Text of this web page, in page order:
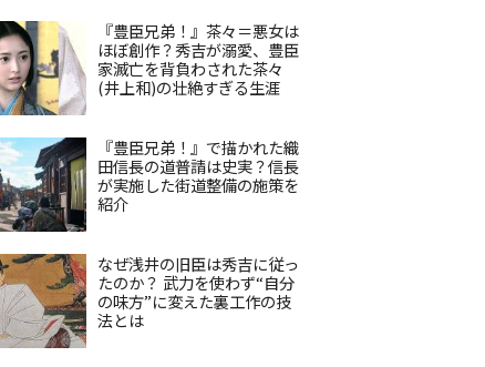
『豊臣兄弟！』茶々＝悪女は
ほぼ創作？秀吉が溺愛、豊臣
家滅亡を背負わされた茶々
(井上和)の壮絶すぎる生涯
『豊臣兄弟！』で描かれた織
田信長の道普請は史実？信長
が実施した街道整備の施策を
紹介
なぜ浅井の旧臣は秀吉に従っ
たのか？ 武力を使わず“自分
の味方”に変えた裏工作の技
法とは